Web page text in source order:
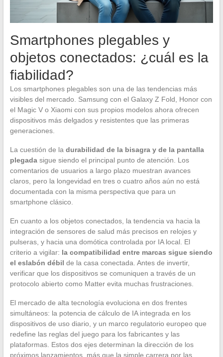
Smartphones plegables y
objetos conectados: ¿cuál es la
fiabilidad?
Los smartphones plegables son una de las tendencias más
visibles del mercado. Samsung con el Galaxy Z Fold, Honor con
el Magic V o Xiaomi con sus propios modelos ahora ofrecen
dispositivos más delgados y resistentes que las primeras
generaciones.
La cuestión de la durabilidad de la bisagra y de la pantalla
plegadasigue siendo el principal punto de atención. Los
comentarios de usuarios a largo plazo muestran avances
claros, pero la longevidad en tres o cuatro años aún no está
documentada con la misma perspectiva que para un
smartphone clásico.
En cuanto a los objetos conectados, la tendencia va hacia la
integración de sensores de salud más precisos en relojes y
pulseras, y hacia una domótica controlada por IA local. El
criterio a vigilar: la compatibilidad entre marcas sigue siendo
el eslabón débil de la casa conectada. Antes de invertir,
verificar que los dispositivos se comuniquen a través de un
protocolo abierto como Matter evita muchas frustraciones.
El mercado de alta tecnología evoluciona en dos frentes
simultáneos: la potencia de cálculo de IA integrada en los
dispositivos de uso diario, y un marco regulatorio europeo que
redefine las reglas del juego para los fabricantes y las
plataformas. Estos dos ejes determinan la dirección de los
próximos lanzamientos, más que la simple carrera por las